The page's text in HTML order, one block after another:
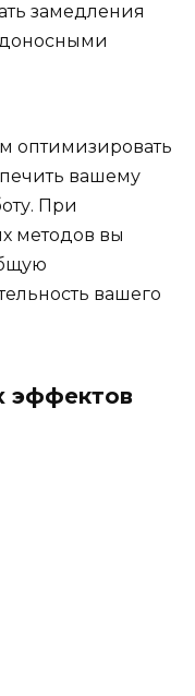
замедления
оптимизировать
вашему
При
методов вы
вашего
эффектов